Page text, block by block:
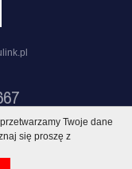
Twoje dane
się proszę z